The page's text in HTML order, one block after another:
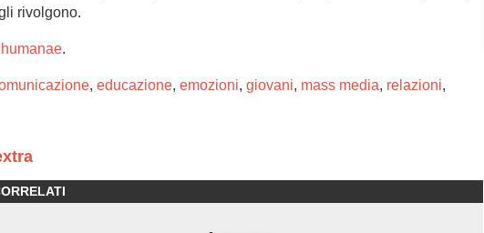
rivolgono.
.
, educazione, emozioni, giovani, mass media, relazioni,